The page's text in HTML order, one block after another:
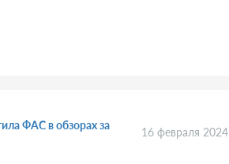
ФАС в обзорах за
16 февраля 2024